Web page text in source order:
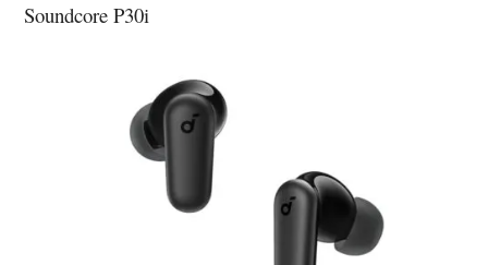
Soundcore P30i